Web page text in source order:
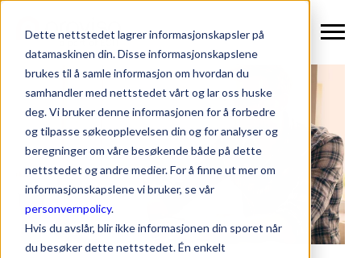
Dette nettstedet lagrer informasjonskapsler på
datamaskinen din. Disse informasjonskapslene
brukes til å samle informasjon om hvordan du
samhandler med nettstedet vårt og lar oss huske
deg. Vi bruker denne informasjonen for å forbedre
og tilpasse søkeopplevelsen din og for analyser og
beregninger om våre besøkende både på dette
nettstedet og andre medier. For å finne ut mer om
informasjonskapslene vi bruker, se vår
personvernpolicy.
Hvis du avslår, blir ikke informasjonen din sporet når
du besøker dette nettstedet. Én enkelt